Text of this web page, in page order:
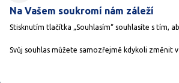
Pardubice (127)
Pelhřimov (62)
Písek (57)
Na Vašem soukromí nám záleží
Stisknutím tlačítka „Souhlasím“ souhlasíte s tím,
Svůj souhlas můžete samozřejmě kdykoli změnit v